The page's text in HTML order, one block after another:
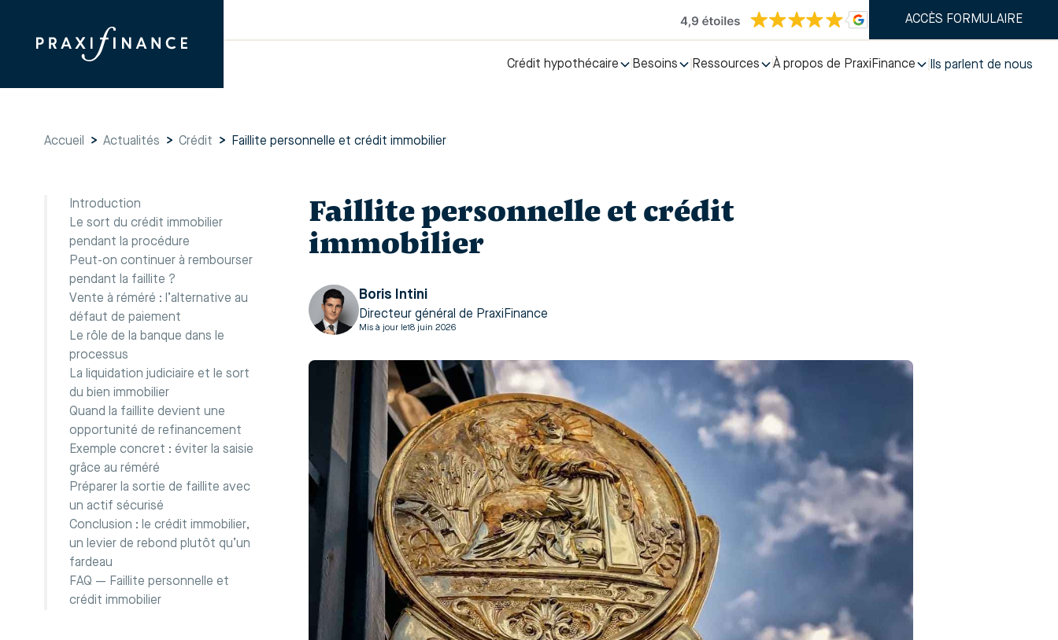
ACCÈS FORMULAIRE
Crédit hypothécaire Besoins Ressources À propos de PraxiFinance Ils parlent de nous
Accueil > Actualités > Crédit > Faillite personnelle et crédit immobilier
Introduction
Le sort du crédit immobilier
pendant la procédure
Peut-on continuer à rembourser
pendant la faillite ?
Vente à réméré : l’alternative au
défaut de paiement
Le rôle de la banque dans le
processus
La liquidation judiciaire et le sort
du bien immobilier
Quand la faillite devient une
opportunité de refinancement
Exemple concret : éviter la saisie
grâce au réméré
Préparer la sortie de faillite avec
un actif sécurisé
Conclusion : le crédit immobilier,
un levier de rebond plutôt qu’un
fardeau
FAQ — Faillite personnelle et
crédit immobilier
Faillite personnelle et crédit
immobilier
Boris Intini
Directeur général de PraxiFinance
Mis à jour le18 juin 2026